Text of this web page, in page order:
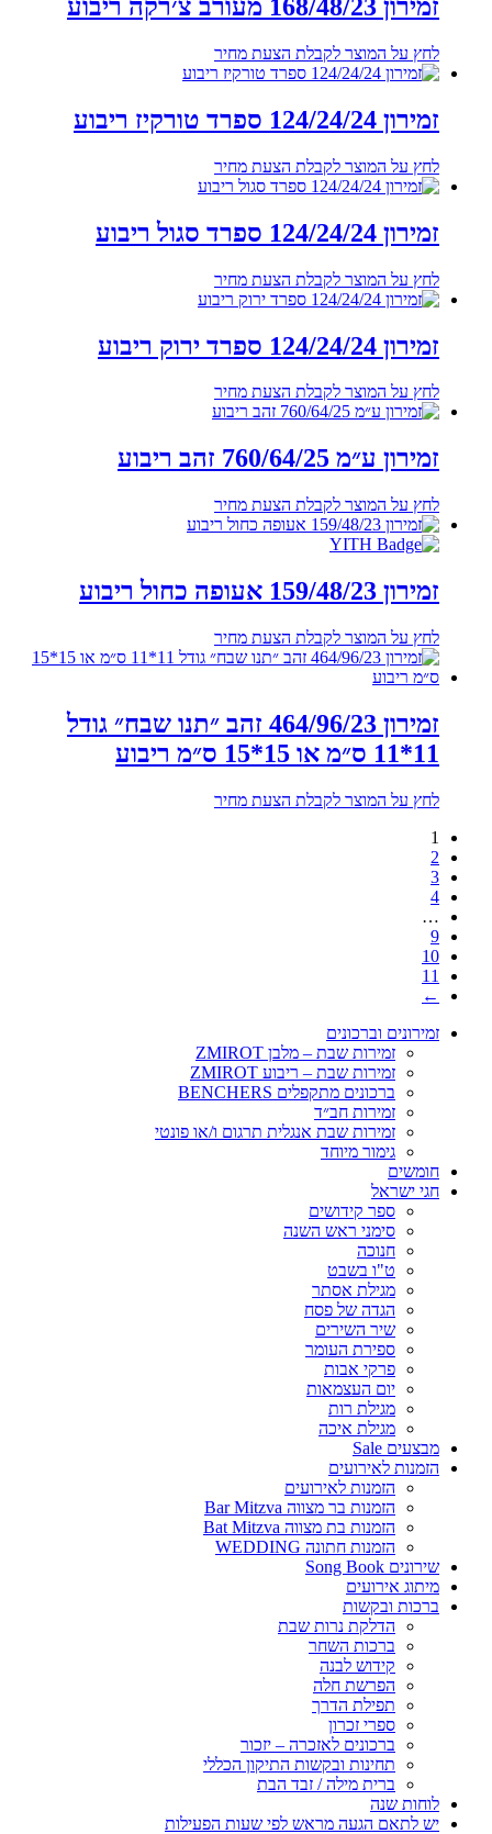
זמירון 168/48/23 מעורב צ׳רקה ריבוע
לחץ על המוצר לקבלת הצעת מחיר
זמירון 124/24/24 ספרד טורקיז ריבוע
לחץ על המוצר לקבלת הצעת מחיר
זמירון 124/24/24 ספרד סגול ריבוע
לחץ על המוצר לקבלת הצעת מחיר
זמירון 124/24/24 ספרד ירוק ריבוע
לחץ על המוצר לקבלת הצעת מחיר
זמירון ע״מ 760/64/25 זהב ריבוע
לחץ על המוצר לקבלת הצעת מחיר
זמירון 159/48/23 אעופה כחול ריבוע
לחץ על המוצר לקבלת הצעת מחיר
זמירון 464/96/23 זהב ״תנו שבח״ גודל
11*11 ס״מ או 15*15 ס״מ ריבוע
לחץ על המוצר לקבלת הצעת מחיר
1
2
3
4
…
9
10
11
←
זמירונים וברכונים
זמירות שבת – מלבן ZMIROT
זמירות שבת – ריבוע ZMIROT
ברכונים מתקפלים BENCHERS
זמירות חב״ד
זמירות שבת אנגלית תרגום ו/או פונטי
גימור מיוחד
חומשים
חגי ישראל
ספר קידושים
סימני ראש השנה
חנוכה
ט"ו בשבט
מגילת אסתר
הגדה של פסח
שיר השירים
ספירת העומר
פרקי אבות
יום העצמאות
מגילת רות
מגילת איכה
מבצעים Sale
הזמנות לאירועים
הזמנות לאירועים
הזמנות בר מצווה Bar Mitzva
הזמנות בת מצווה Bat Mitzva
הזמנות חתונה WEDDING
שירונים Song Book
מיתוג אירועים
ברכות ובקשות
הדלקת נרות שבת
ברכות השחר
קידוש לבנה
הפרשת חלה
תפילת הדרך
ספרי זכרון
ברכונים לאזכרה – יזכור
תחינות ובקשות התיקון הכללי
ברית מילה / זבד הבת
לוחות שנה
יש לתאם הגעה מראש לפי שעות הפעילות